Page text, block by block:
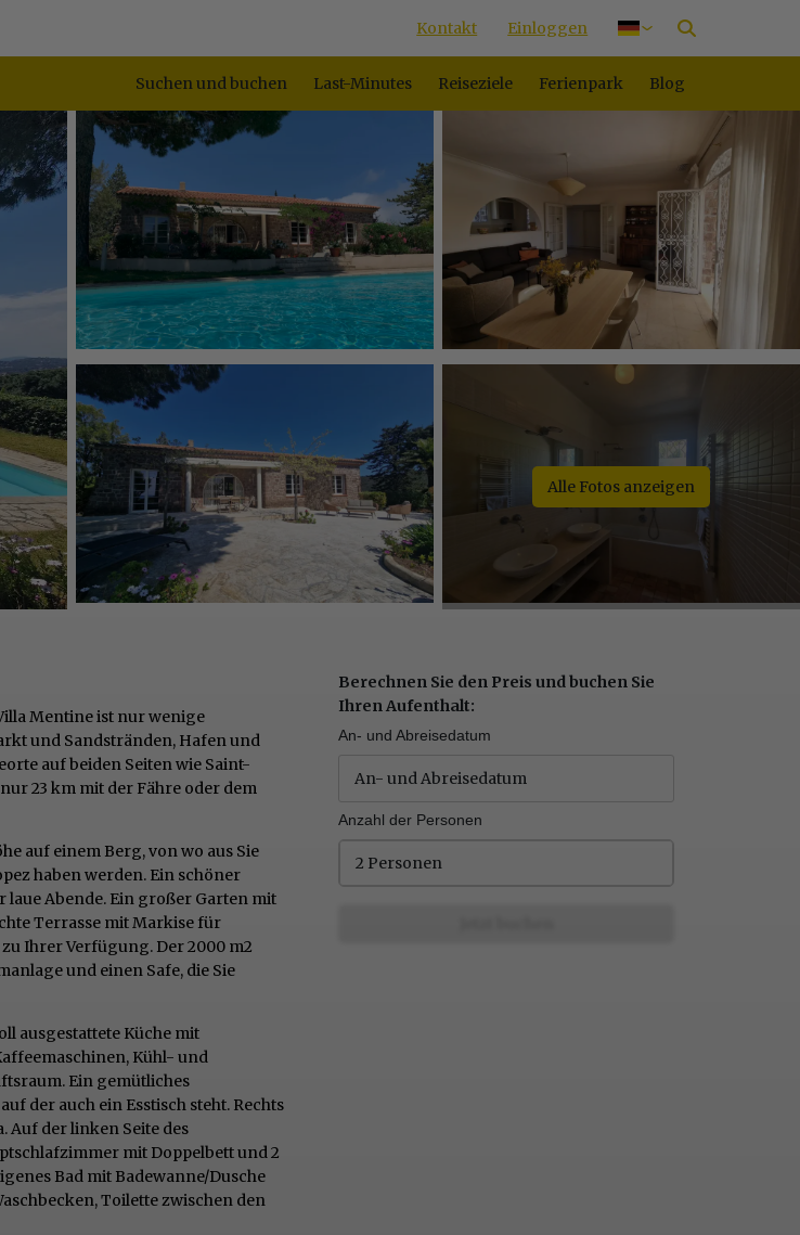
Kontakt Einloggen
Nederlands
English
Français
Suchen und buchen Last-Minutes Reiseziele Ferienpark Blog
Alle Fotos anzeigen
Mentine ist nur wenige
und Sandstränden, Hafen und
auf beiden Seiten wie Saint-
23 km mit der Fähre oder dem
auf einem Berg, von wo aus Sie
haben werden. Ein schöner
Abende. Ein großer Garten mit
Terrasse mit Markise für
Ihrer Verfügung. Der 2000 m2
und einen Safe, die Sie
ausgestattete Küche mit
Kühl- und
Ein gemütliches
der auch ein Esstisch steht. Rechts
Auf der linken Seite des
mit Doppelbett und 2
Bad mit Badewanne/Dusche
Toilette zwischen den
Berechnen Sie den Preis und buchen Sie
Ihren Aufenthalt:
An- und Abreisedatum
Anzahl der Personen
2 Personen